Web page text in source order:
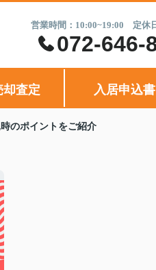
営業時間：10:00~19:00 定休
072-646-
却査定 入居申込書
のポイントをご紹介